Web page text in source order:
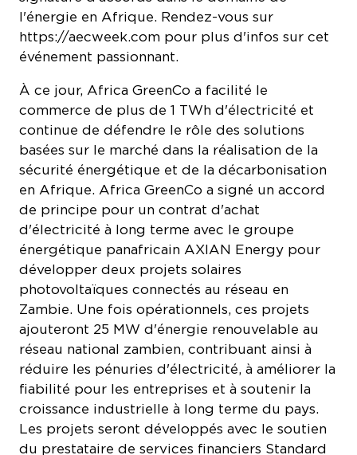
l'énergie en Afrique. Rendez-vous sur
https://aecweek.com pour plus d'infos sur cet
événement passionnant.
À ce jour, Africa GreenCo a facilité le
commerce de plus de 1 TWh d'électricité et
continue de défendre le rôle des solutions
basées sur le marché dans la réalisation de la
sécurité énergétique et de la décarbonisation
en Afrique. Africa GreenCo a signé un accord
de principe pour un contrat d'achat
d'électricité à long terme avec le groupe
énergétique panafricain AXIAN Energy pour
développer deux projets solaires
photovoltaïques connectés au réseau en
Zambie. Une fois opérationnels, ces projets
ajouteront 25 MW d'énergie renouvelable au
réseau national zambien, contribuant ainsi à
réduire les pénuries d'électricité, à améliorer la
fiabilité pour les entreprises et à soutenir la
croissance industrielle à long terme du pays.
Les projets seront développés avec le soutien
du prestataire de services financiers Standard